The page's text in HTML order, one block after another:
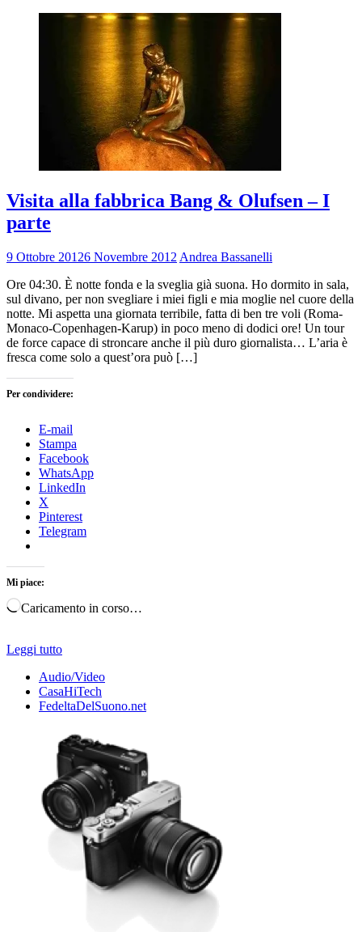
Visita alla fabbrica Bang & Olufsen – I
parte
9 Ottobre 20126 Novembre 2012 Andrea Bassanelli
Ore 04:30. È notte fonda e la sveglia già suona. Ho dormito in sala,
sul divano, per non svegliare i miei figli e mia moglie nel cuore della
notte. Mi aspetta una giornata terribile, fatta di ben tre voli (Roma-
Monaco-Copenhagen-Karup) in poco meno di dodici ore! Un tour
de force capace di stroncare anche il più duro giornalista… L’aria è
fresca come solo a quest’ora può […]
Per condividere:
E-mail
Stampa
Facebook
WhatsApp
LinkedIn
X
Pinterest
Telegram
Mi piace:
Caricamento in corso…
Leggi tutto
Audio/Video
CasaHiTech
FedeltaDelSuono.net